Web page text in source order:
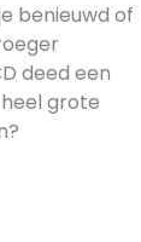
benieuwd of
deed een
grote